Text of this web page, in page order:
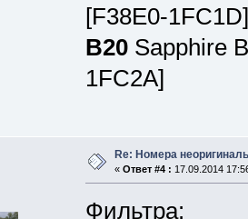
[F38E0-1FC1D]
B20Sapphire
1FC2A]
Re: Номера
« Ответ #4 : 17.09.2014
Фильтра: